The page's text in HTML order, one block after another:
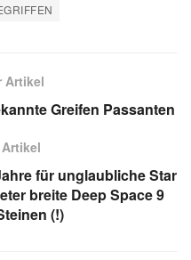
Artikel
Greifen Passanten
für unglaubliche Star
breite Deep Space 9
(!)